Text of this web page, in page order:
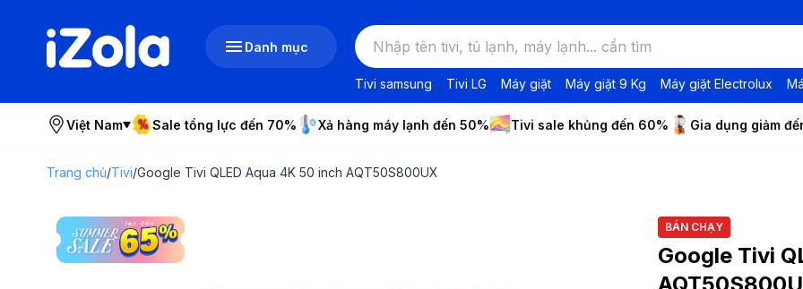
Danh mục
Tivi samsung Tivi LG Máy giặt Máy giặt 9 Kg Máy giặt Electrolux
Việt Nam Sale tổng lực đến 70% Xả hàng máy lạnh đến 50% Tivi sale khủng đến 60% Gia dụng giảm
Trang chủ/Tivi/Google Tivi QLED Aqua 4K 50 inch AQT50S800UX
BÁN CHẠY
Google Tivi